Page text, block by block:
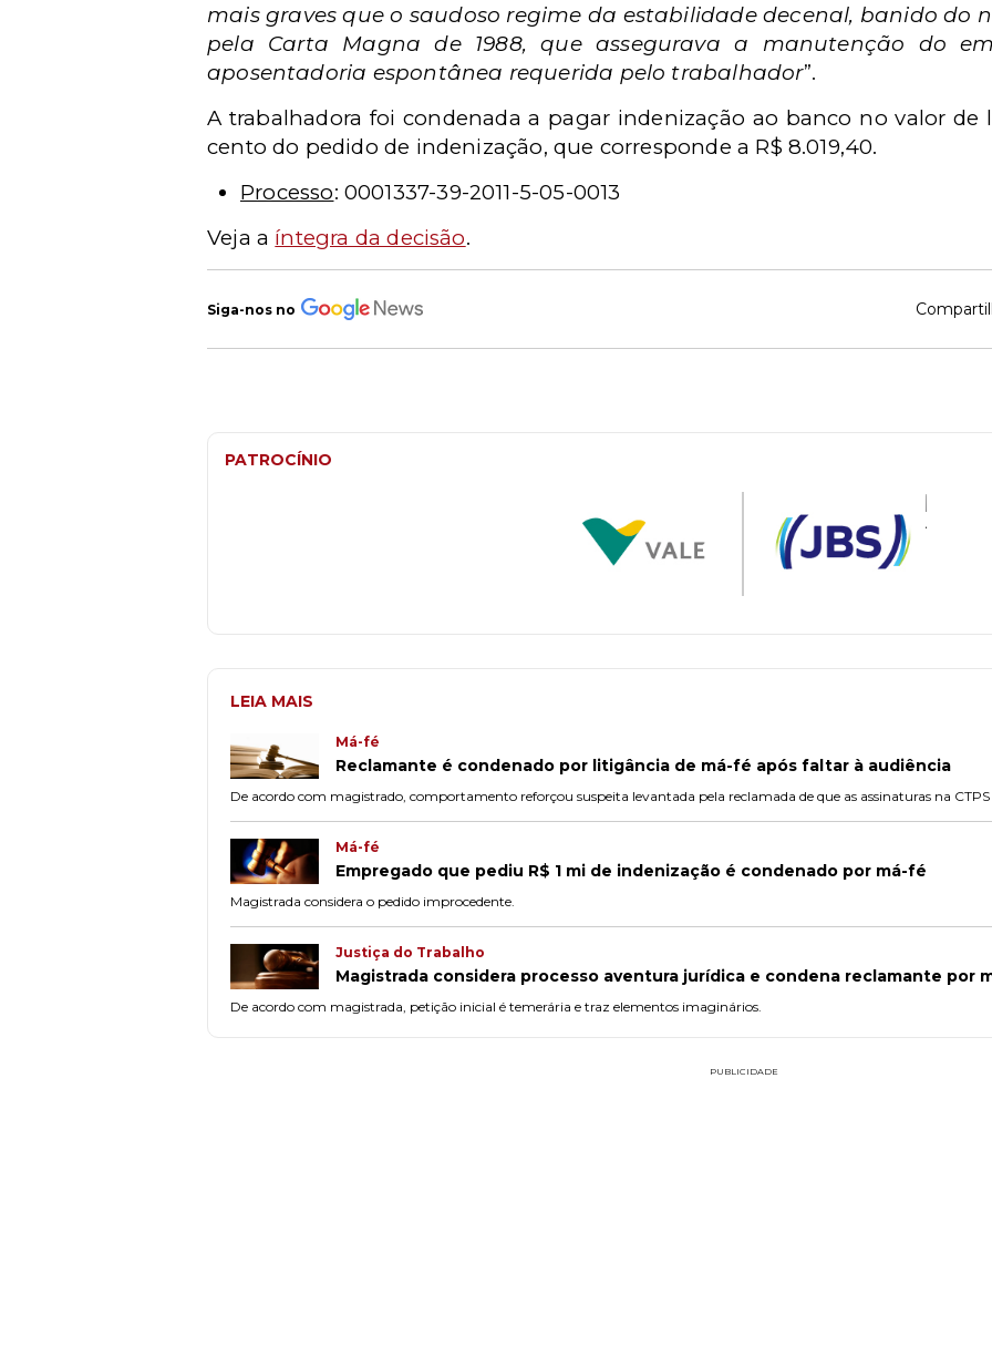
mais graves que o saudoso regime da estabilidade decenal, banido do
pela Carta Magna de 1988, que assegurava a manutenção do
aposentadoria espontânea requerida pelo trabalhador”.
A trabalhadora foi condenada a pagar indenização ao banco no valor
cento do pedido de indenização, que corresponde a R$ 8.019,40.
Processo: 0001337-39-2011-5-05-0013
Veja a íntegra da decisão.
Siga-nos no
PATROCÍNIO
LEIA MAIS
Má-fé
Reclamante é condenado por litigância de má-fé após faltar à audiência
De acordo com magistrado, comportamento reforçou suspeita levantada pela reclamada de que as assinaturas na CTPS
Má-fé
Empregado que pediu R$ 1 mi de indenização é condenado por má-fé
Magistrada considera o pedido improcedente.
Justiça do Trabalho
Magistrada considera processo aventura jurídica e condena reclamante por
De acordo com magistrada, petição inicial é temerária e traz elementos imaginários.
PUBLICIDADE